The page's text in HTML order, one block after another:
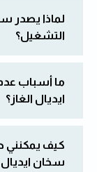
لماذا يصدر
التشغيل؟
ما أسباب
ايديال الغاز؟
كيف
سخان ايديال